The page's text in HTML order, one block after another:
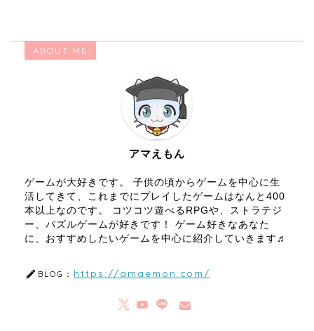
ABOUT ME
アマえもん
ゲームが大好きです。 子供の頃からゲームを中心に生
活してきて、これまでにプレイしたゲームはなんと400
本以上なのです。 コツコツ遊べるRPGや、ストラテジ
ー、パズルゲームが好きです！ ゲーム好きなあなた
に、おすすめしたいゲームを中心に紹介していきます♬
BLOG： https://amaemon.com/